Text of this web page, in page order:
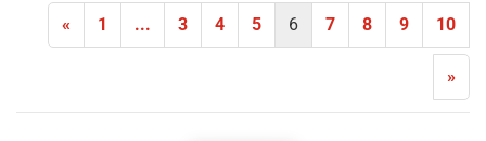
« 1 ... 3 4 5 6 7 8 9 10
»